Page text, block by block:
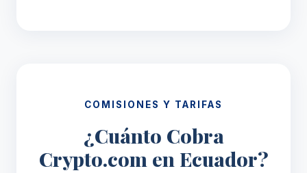
COMISIONES Y TARIFAS
¿Cuánto Cobra
Crypto.com en Ecuador?